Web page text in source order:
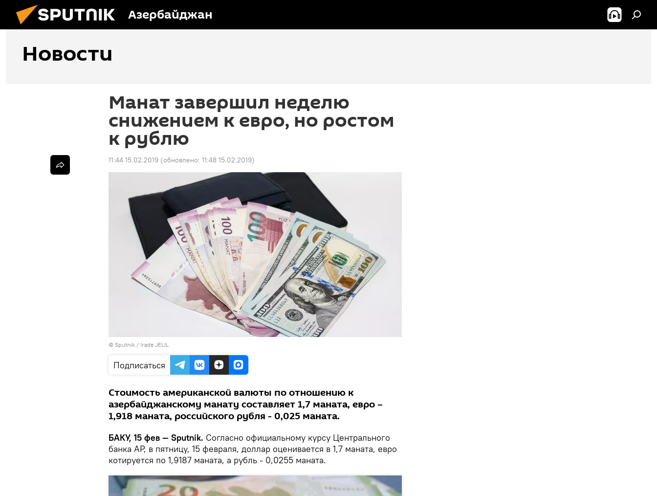
Азербайджан
Новости
Манат завершил неделю
снижением к евро, но ростом
к рублю
11:44 15.02.2019 (обновлено: 11:48 15.02.2019)
© Sputnik / Irade JELIL
Подписаться
Стоимость американской валюты по отношению к
азербайджанскому манату составляет 1,7 маната, евро –
1,918 маната, российского рубля - 0,025 маната.
БАКУ, 15 фев — Sputnik. Согласно официальному курсу Центрального
банка АР, в пятницу, 15 февраля, доллар оценивается в 1,7 маната, евро
котируется по 1,9187 маната, а рубль - 0,0255 маната.